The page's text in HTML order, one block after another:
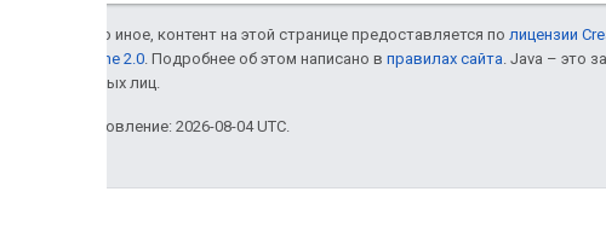
Если не указано иное, контент на этой странице предоставляется по лицензии
лицензии Apache 2.0 . Подробнее об этом написано в правилах сайта . Java – это
аффилированных лиц.
Последнее обновление: 2026-08-04 UTC.